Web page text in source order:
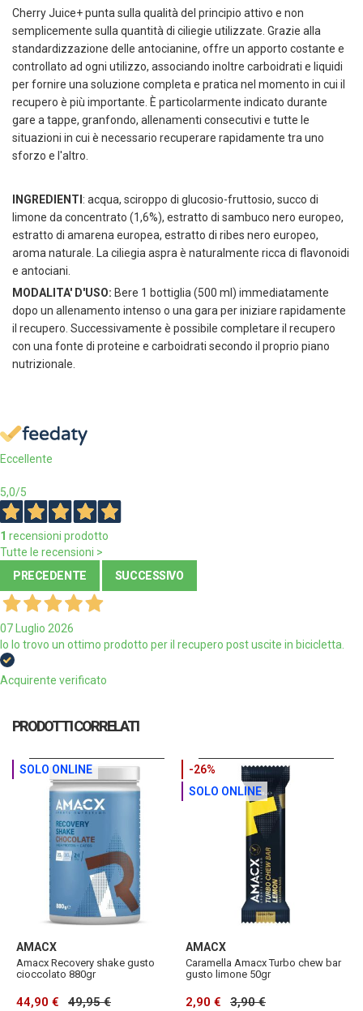
Cherry Juice+ punta sulla qualità del principio attivo e non
semplicemente sulla quantità di ciliegie utilizzate. Grazie alla
standardizzazione delle antocianine, offre un apporto costante e
controllato ad ogni utilizzo, associando inoltre carboidrati e liquidi
per fornire una soluzione completa e pratica nel momento in cui il
recupero è più importante. È particolarmente indicato durante
gare a tappe, granfondo, allenamenti consecutivi e tutte le
situazioni in cui è necessario recuperare rapidamente tra uno
sforzo e l'altro.
INGREDIENTI : acqua, sciroppo di glucosio-fruttosio, succo di
limone da concentrato (1,6%), estratto di sambuco nero europeo,
estratto di amarena europea, estratto di ribes nero europeo,
aroma naturale. La ciliegia aspra è naturalmente ricca di flavonoidi
e antociani.
MODALITA' D'USO: Bere 1 bottiglia (500 ml) immediatamente
dopo un allenamento intenso o una gara per iniziare rapidamente
il recupero. Successivamente è possibile completare il recupero
con una fonte di proteine e carboidrati secondo il proprio piano
nutrizionale.
Eccellente
5,0/5
1 recensioni prodotto
Tutte le recensioni >
PRECEDENTE
SUCCESSIVO
07 Luglio 2026
Io lo trovo un ottimo prodotto per il recupero post uscite in bicicletta.
Acquirente verificato
PRODOTTI CORRELATI
SOLO ONLINE
AMACX
Amacx Recovery shake gusto
cioccolato 880gr
44,90 € 49,95 €
-26%
SOLO ONLINE
AMACX
Caramella Amacx Turbo chew bar
gusto limone 50gr
2,90 € 3,90 €